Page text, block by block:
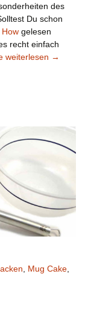
des
Du schon
How gelesen
recht einfach
Der richtige Teig
weiterlesen →
Mug Cake